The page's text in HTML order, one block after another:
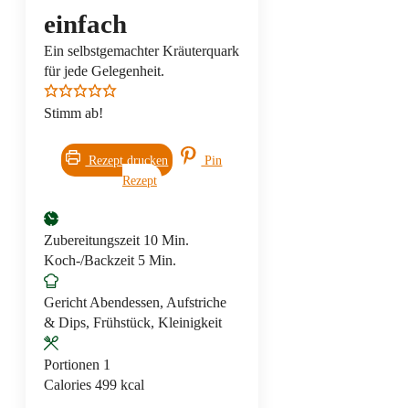
einfach
Ein selbstgemachter Kräuterquark
für jede Gelegenheit.
Stimm ab!
Rezept drucken
Pin
Rezept
Zubereitungszeit 10Minuten
Min.
Koch-/Backzeit 5Minuten
Min.
Gericht Abendessen, Aufstriche
& Dips, Frühstück, Kleinigkeit
Portionen 1
Calories 499 kcal